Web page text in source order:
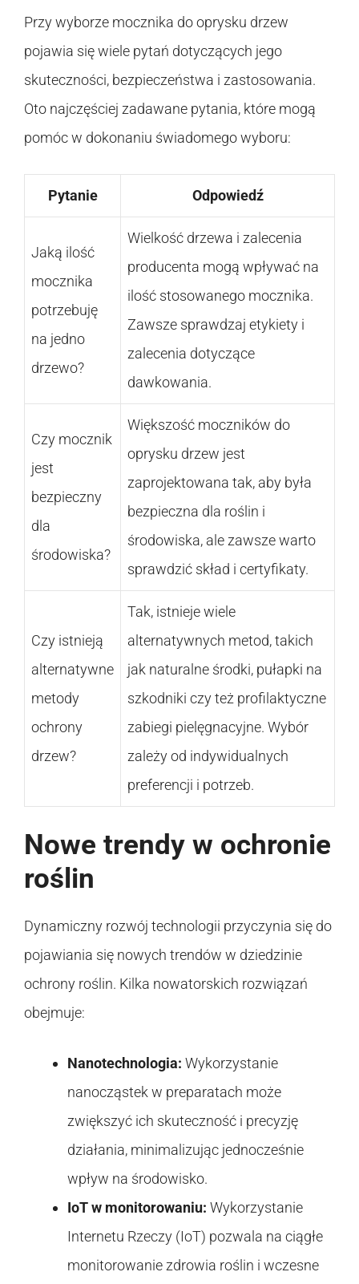
Przy wyborze mocznika do oprysku drzew
pojawia się wiele pytań dotyczących jego
skuteczności, bezpieczeństwa i zastosowania.
Oto najczęściej zadawane pytania, które mogą
pomóc w dokonaniu świadomego wyboru:
Pytanie Odpowiedź
Jaką ilość
mocznika
potrzebuję
na jedno
drzewo?
Wielkość drzewa i zalecenia
producenta mogą wpływać na
ilość stosowanego mocznika.
Zawsze sprawdzaj etykiety i
zalecenia dotyczące
dawkowania.
Czy mocznik
jest
bezpieczny
dla
środowiska?
Większość moczników do
oprysku drzew jest
zaprojektowana tak, aby była
bezpieczna dla roślin i
środowiska, ale zawsze warto
sprawdzić skład i certyfikaty.
Czy istnieją
alternatywne
metody
ochrony
drzew?
Tak, istnieje wiele
alternatywnych metod, takich
jak naturalne środki, pułapki na
szkodniki czy też profilaktyczne
zabiegi pielęgnacyjne. Wybór
zależy od indywidualnych
preferencji i potrzeb.
Nowe trendy w ochronie
roślin
Dynamiczny rozwój technologii przyczynia się do
pojawiania się nowych trendów w dziedzinie
ochrony roślin. Kilka nowatorskich rozwiązań
obejmuje:
Nanotechnologia: Wykorzystanie
nanocząstek w preparatach może
zwiększyć ich skuteczność i precyzję
działania, minimalizując jednocześnie
wpływ na środowisko.
IoT w monitorowaniu: Wykorzystanie
Internetu Rzeczy (IoT) pozwala na ciągłe
monitorowanie zdrowia roślin i wczesne